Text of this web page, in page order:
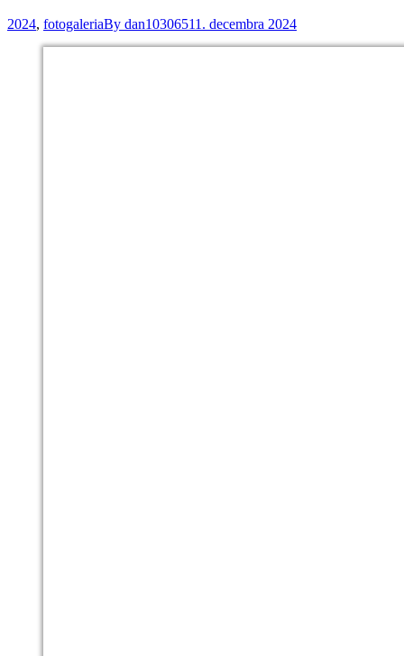
2024, fotogaleriaBy dan10306511. decembra 2024